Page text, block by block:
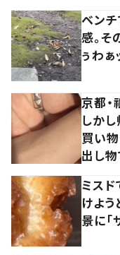
ベン
感。そ
ぅわぁ
京都
しか
買い物
出し物
ミス
けよ
景に「